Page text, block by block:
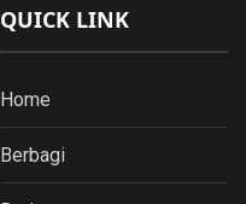
QUICK LINK
Home
Berbagi